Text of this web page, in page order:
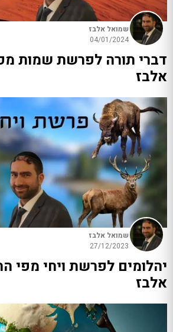
שמואל אלבז
04/01/2024
דברי תורה לפרשת שמות
אלבז
שמואל אלבז
27/12/2023
יהלומים לפרשת ויחי מפי
אלבז